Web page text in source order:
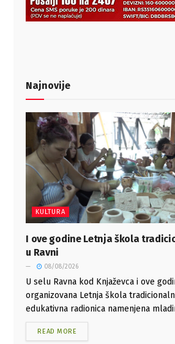
Najnovije
KULTURA
I ove godine Letnja škola
u Ravni
08/08/2026
U selu Ravna kod Knjaževca i ove
organizovana Letnja škola
edukativna radionica namenjena
READ MORE